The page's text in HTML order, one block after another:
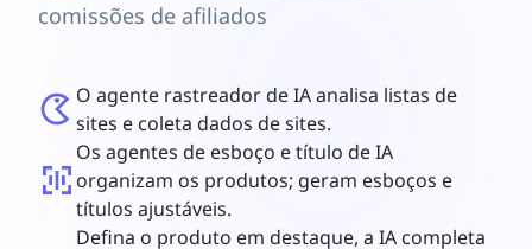
comissões de afiliados
O agente rastreador de IA analisa listas de
sites e coleta dados de sites.
Os agentes de esboço e título de IA
organizam os produtos; geram esboços e
títulos ajustáveis.
Defina o produto em destaque, a IA completa